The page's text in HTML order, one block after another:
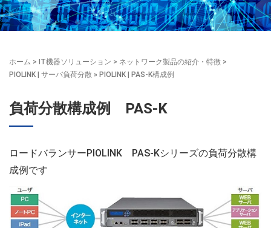
ホーム > IT機器ソリューション > ネットワーク製品の紹介・特徴 >
PIOLINK | サーバ負荷分散 » PIOLINK | PAS-K構成例
負荷分散構成例 PAS-K
ロードバランサーPIOLINK PAS-Kシリーズの負荷分散構
成例です